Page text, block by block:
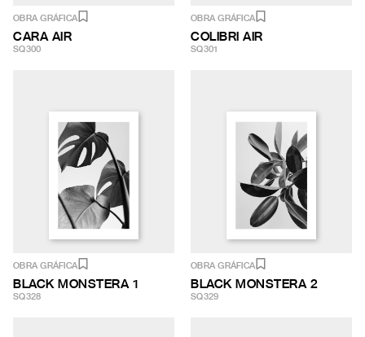
OBRA GRÁFICA
CARA AIR
SQ300
OBRA GRÁFICA
COLIBRI AIR
SQ301
OBRA GRÁFICA
BLACK MONSTERA 1
SQ328
OBRA GRÁFICA
BLACK MONSTERA 2
SQ329